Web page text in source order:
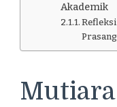
Akademik